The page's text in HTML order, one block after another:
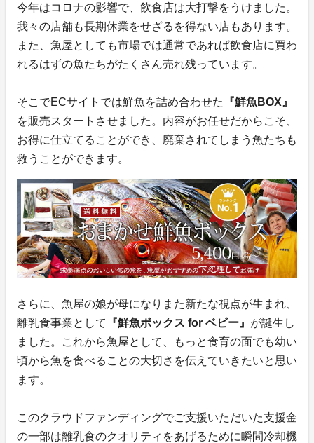
今年はコロナの影響で、飲食店は大打撃をうけました。
我々の店舗も長期休業をせざるを得ない店もあります。
また、魚屋としても市場では通常であれば飲食店に買わ
れるはずの魚たちがたくさん売れ残っています。
そこでECサイトでは鮮魚を詰め合わせた
『鮮魚BOX』
を販売スタートさせました。内容がお任せだからこそ、
お得に仕立てることができ、廃棄されてしまう魚たちも
救うことができます。
さらに、魚屋の娘が母になりまた新たな視点が生まれ、
離乳食事業として
『鮮魚ボックス for ベビー』 が誕生し
ました。これから魚屋として、もっと食育の面でも幼い
頃から魚を食べることの大切さを伝えていきたいと思い
ます。
このクラウドファンディングでご支援いただいた支援金
の一部は離乳食のクオリティをあげるために瞬間冷却機